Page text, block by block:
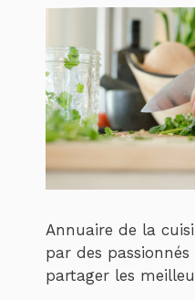
Annuaire de la
par des
partager les